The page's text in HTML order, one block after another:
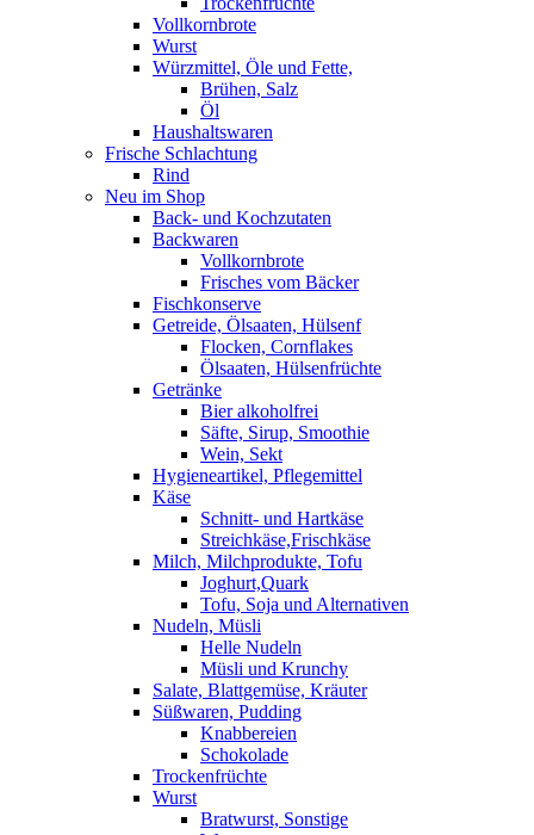
Vollkornbrote
Wurst
Würzmittel, Öle und Fette,
Brühen, Salz
Öl
Haushaltswaren
Frische Schlachtung
Rind
Neu im Shop
Back- und Kochzutaten
Backwaren
Vollkornbrote
Frisches vom Bäcker
Fischkonserve
Getreide, Ölsaaten, Hülsenf
Flocken, Cornflakes
Ölsaaten, Hülsenfrüchte
Getränke
Bier alkoholfrei
Säfte, Sirup, Smoothie
Wein, Sekt
Hygieneartikel, Pflegemittel
Käse
Schnitt- und Hartkäse
Streichkäse,Frischkäse
Milch, Milchprodukte, Tofu
Joghurt,Quark
Tofu, Soja und Alternativen
Nudeln, Müsli
Helle Nudeln
Müsli und Krunchy
Salate, Blattgemüse, Kräuter
Süßwaren, Pudding
Knabbereien
Schokolade
Trockenfrüchte
Wurst
Bratwurst, Sonstige